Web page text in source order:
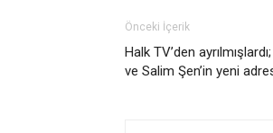
Önceki İçerik
Halk TV’den
ve Salim Şen’in yeni